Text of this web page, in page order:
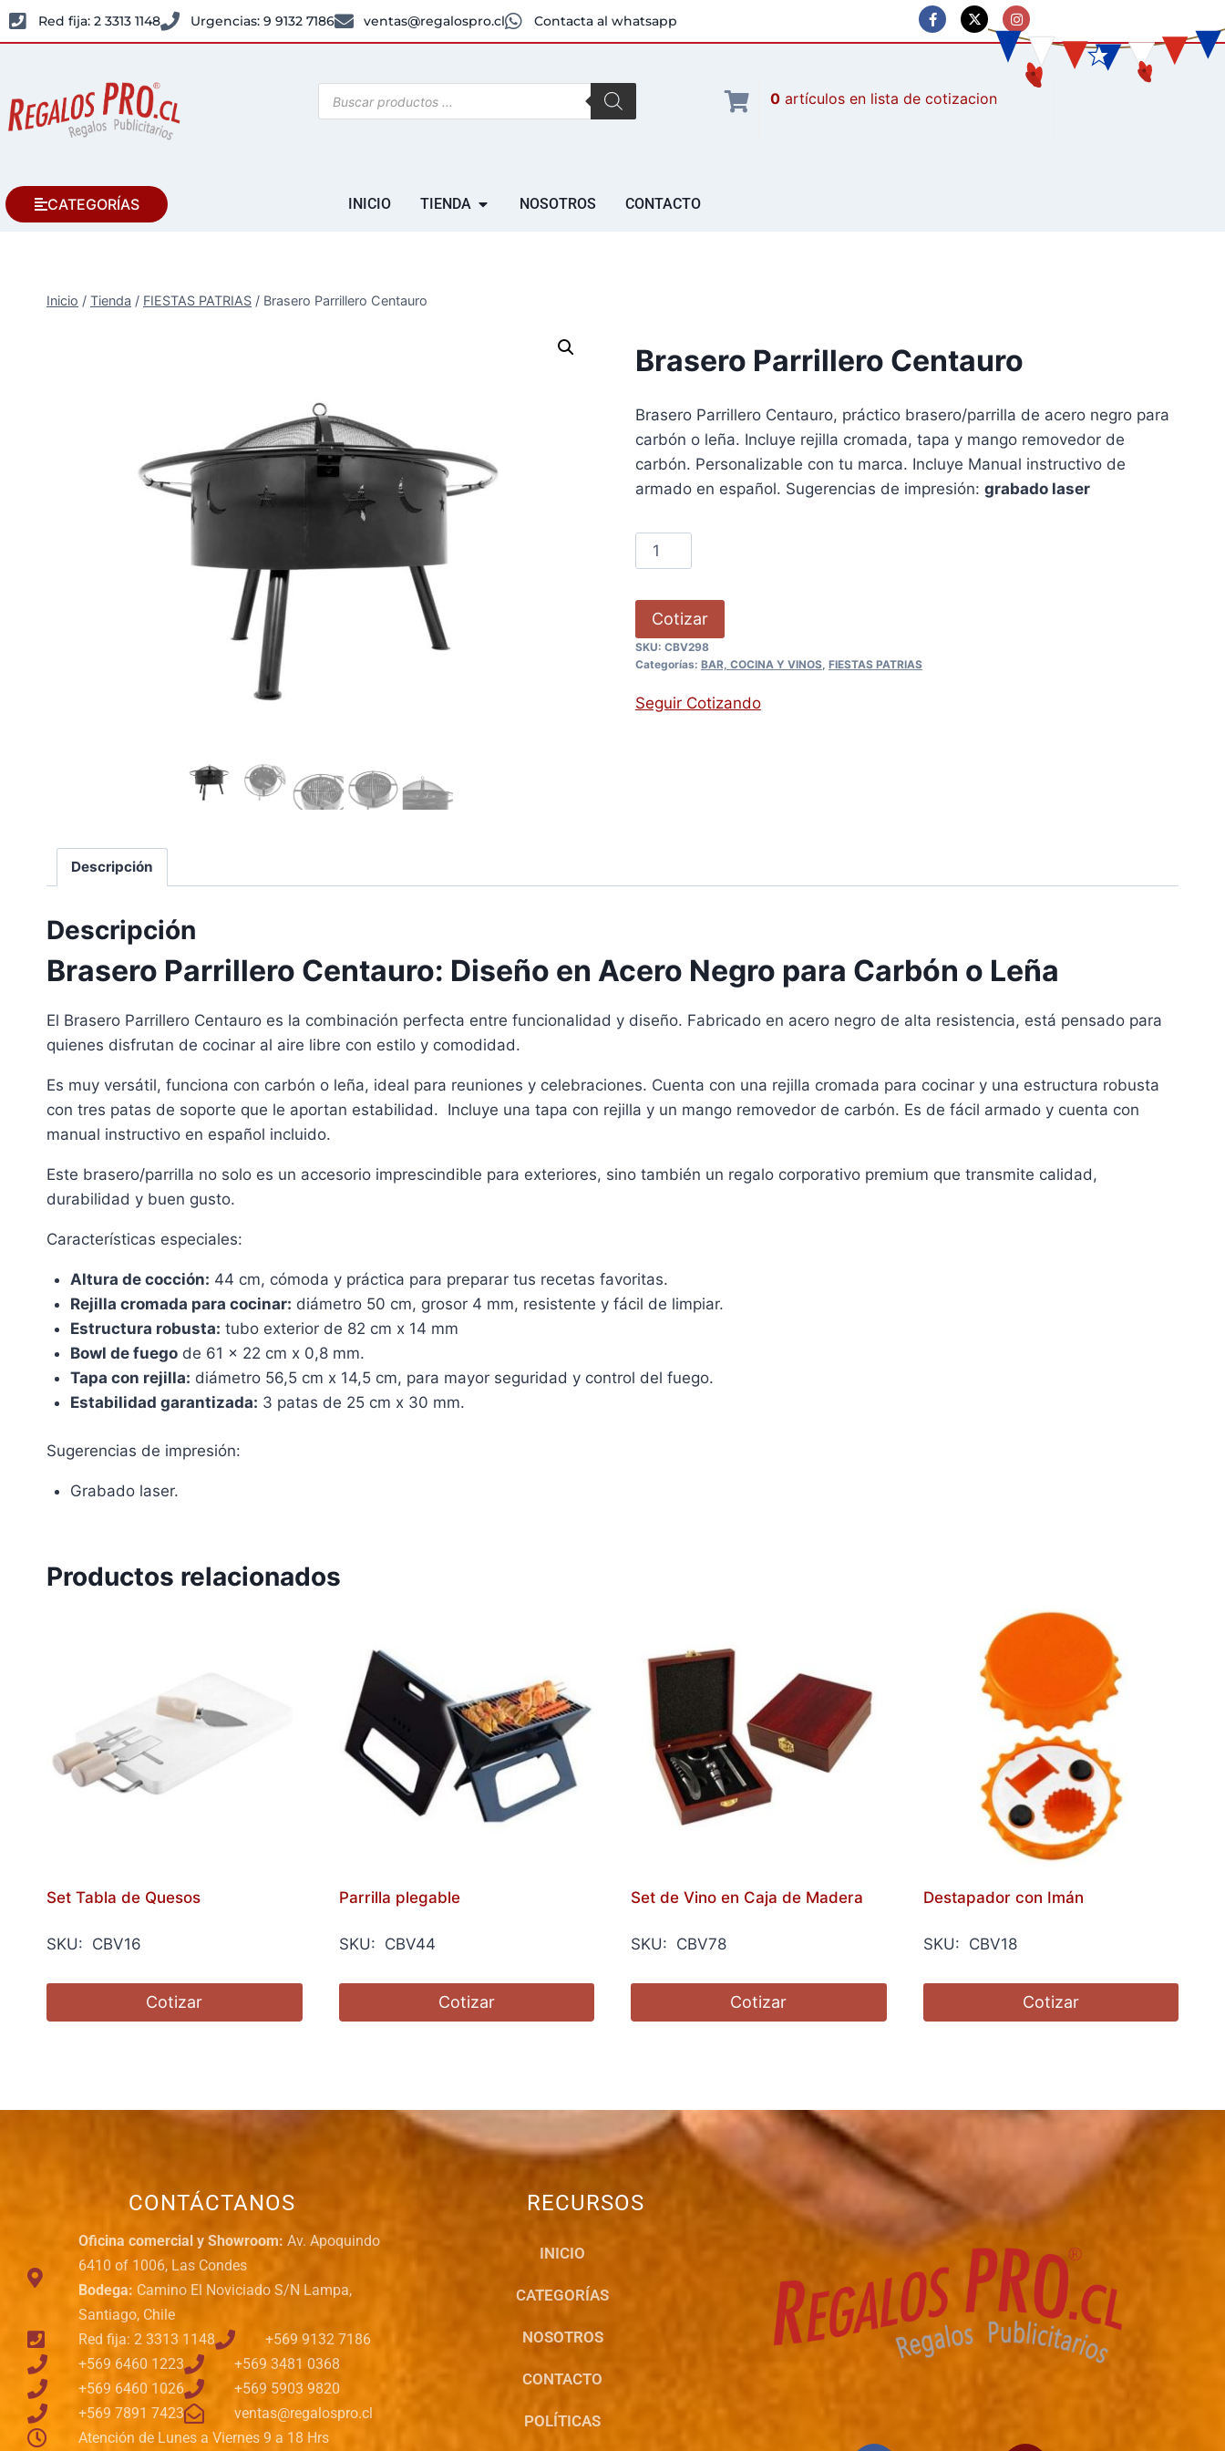
Red fija: 2 3313 1148 Urgencias: 9 9132 7186 ventas@regalospro.cl Contacta al whatsapp
0 artículos
CATEGORÍAS INICIO TIENDA NOSOTROS CONTACTO
Inicio / Tienda / FIESTAS PATRIAS / Brasero Parrillero Centauro
Brasero Parrillero Centauro
Brasero Parrillero Centauro, práctico brasero/parrilla de acero negro para
carbón o leña. Incluye rejilla cromada, tapa y mango removedor de
carbón. Personalizable con tu marca. Incluye Manual instructivo de
armado en español. Sugerencias de impresión: grabado laser
Cotizar
SKU: CBV298
Categorías: BAR, COCINA Y VINOS, FIESTAS PATRIAS
Seguir Cotizando
Descripción
Descripción
Brasero Parrillero Centauro: Diseño en Acero Negro para Carbón o Leña
El Brasero Parrillero Centauro es la combinación perfecta entre funcionalidad y diseño. Fabricado en acero negro de alta resistencia, está pensado para
quienes disfrutan de cocinar al aire libre con estilo y comodidad.
Es muy versátil, funciona con carbón o leña, ideal para reuniones y celebraciones. Cuenta con una rejilla cromada para cocinar y una estructura robusta
con tres patas de soporte que le aportan estabilidad. Incluye una tapa con rejilla y un mango removedor de carbón. Es de fácil armado y cuenta con
manual instructivo en español incluido.
Este brasero/parrilla no solo es un accesorio imprescindible para exteriores, sino también un regalo corporativo premium que transmite calidad,
durabilidad y buen gusto.
Características especiales:
Altura de cocción: 44 cm, cómoda y práctica para preparar tus recetas favoritas.
Rejilla cromada para cocinar: diámetro 50 cm, grosor 4 mm, resistente y fácil de limpiar.
Estructura robusta: tubo exterior de 82 cm x 14 mm
Bowl de fuegode 61 x 22 cm x 0,8 mm.
Tapa con rejilla: diámetro 56,5 cm x 14,5 cm, para mayor seguridad y control del fuego.
Estabilidad garantizada: 3 patas de 25 cm x 30 mm.
Sugerencias de impresión:
Grabado laser.
Productos relacionados
Set Tabla de Quesos
SKU: CBV16
Cotizar
Parrilla plegable
SKU: CBV44
Cotizar
Set de Vino en Caja de Madera
SKU: CBV78
Cotizar
Destapador con Imán
SKU: CBV18
Cotizar
CONTÁCTANOS
Oficina comercial y Showroom: Av. Apoquindo
6410 of 1006, Las Condes
Bodega: Camino El Noviciado S/N Lampa,
Santiago, Chile
Red fija: 2 3313 1148
+569 9132 7186
+569 6460 1223
+569 3481 0368
+569 6460 1026
+569 5903 9820
+569 7891 7423
ventas@regalospro.cl
Atención de Lunes a Viernes 9 a 18 Hrs
RECURSOS
INICIO
CATEGORÍAS
NOSOTROS
CONTACTO
POLÍTICAS